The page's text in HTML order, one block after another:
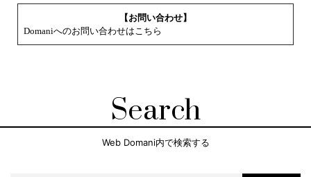
【お問い合わせ】
Domaniへのお問い合わせはこちら
Search
Web Domani内で検索する